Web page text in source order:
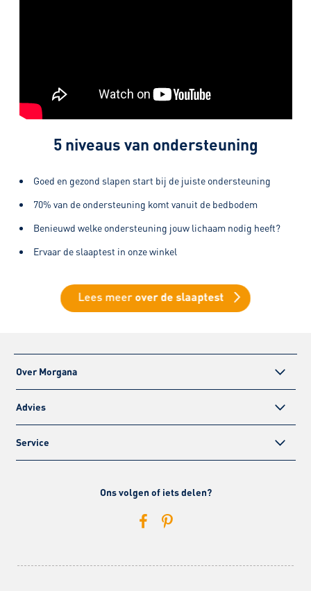
5 niveaus van ondersteuning
Goed en gezond slapen start bij de juiste ondersteuning
70% van de ondersteuning komt vanuit de bedbodem
Benieuwd welke ondersteuning jouw lichaam nodig heeft?
Ervaar de slaaptest in onze winkel
Lees meer over de slaaptest
Over Morgana
Advies
Service
Ons volgen of iets delen?